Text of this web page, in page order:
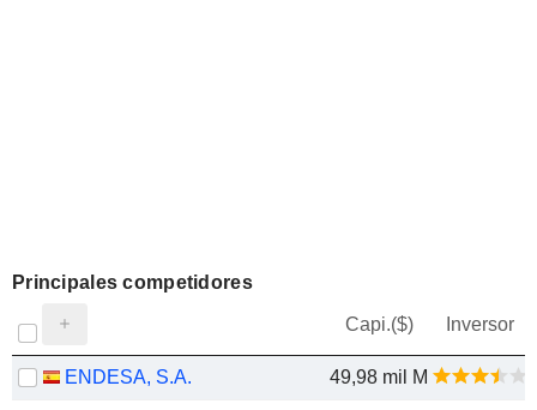
Principales competidores
Capi.($) Inversor
ENDESA, S.A. 49,98 mil M